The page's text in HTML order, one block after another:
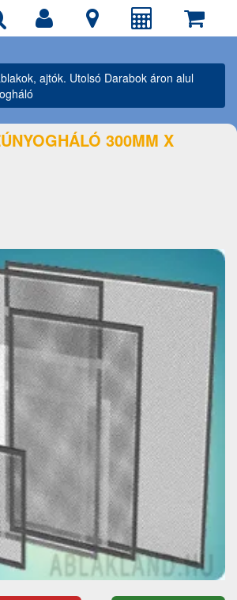
ajtók. Utolsó Darabok áron alul
300MM X